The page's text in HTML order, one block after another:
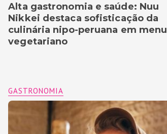
Alta gastronomia e saúde: Nuu
Nikkei destaca sofisticação da
culinária nipo-peruana em menu
vegetariano
GASTRONOMIA